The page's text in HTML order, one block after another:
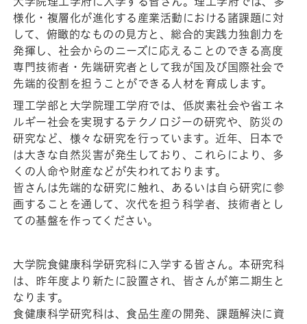
様化・複層化が進化する産業活動における諸課題に対
して、俯瞰的なものの見方と、総合的実践力独創力を
発揮し、社会からのニーズに応えることのできる高度
専門技術者・先端研究者として我が国及び国際社会で
先端的役割を担うことができる人材を育成します。
理工学部と大学院理工学府では、低炭素社会や省エネ
ルギー社会を実現するテクノロジーの研究や、防災の
研究など、様々な研究を行っています。近年、日本で
は大きな自然災害が発生しており、これらにより、多
くの人命や財産などが失われております。
皆さんは先端的な研究に触れ、あるいは自ら研究に参
画することを通して、次代を担う科学者、技術者とし
ての基盤を作ってください。
大学院食健康科学研究科に入学する皆さん。本研究科
は、昨年度より新たに設置され、皆さんが第二期生と
なります。
食健康科学研究科は、食品生産の開発、課題解決に資